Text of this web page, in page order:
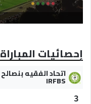
إحصائيات المباراة
اتحاد الفقيه بنصالح
IRFBS
3